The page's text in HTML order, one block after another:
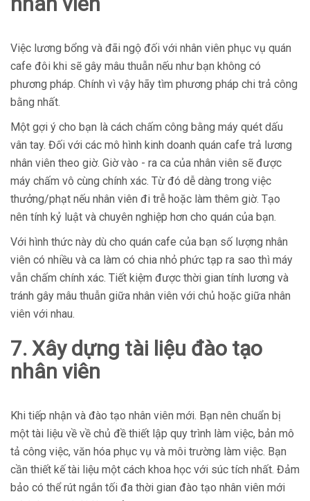
Việc lương bổng và đãi ngộ đối với nhân viên phục vụ quán
cafe đôi khi sẽ gây mâu thuẫn nếu như bạn không có
phương pháp. Chính vì vậy hãy tìm phương pháp chi trả công
bằng nhất.
Một gợi ý cho bạn là cách chấm công bằng máy quét dấu
vân tay. Đối với các mô hình kinh doanh quán cafe trả lương
nhân viên theo giờ. Giờ vào - ra ca của nhân viên sẽ được
máy chấm vô cùng chính xác. Từ đó dễ dàng trong việc
thưởng/phạt nếu nhân viên đi trễ hoặc làm thêm giờ. Tạo
nên tính kỷ luật và chuyên nghiệp hơn cho quán của bạn.
Với hình thức này dù cho quán cafe của bạn số lượng nhân
viên có nhiều và ca làm có chia nhỏ phức tạp ra sao thì máy
vẫn chấm chính xác. Tiết kiệm được thời gian tính lương và
tránh gây mâu thuẫn giữa nhân viên với chủ hoặc giữa nhân
viên với nhau.
7. Xây dựng tài liệu đào tạo
nhân viên
Khi tiếp nhận và đào tạo nhân viên mới. Bạn nên chuẩn bị
một tài liệu về về chủ đề thiết lập quy trình làm việc, bản mô
tả công việc, văn hóa phục vụ và môi trường làm việc. Bạn
cần thiết kế tài liệu một cách khoa học với súc tích nhất. Đảm
bảo có thể rút ngắn tối đa thời gian đào tạo nhân viên mới